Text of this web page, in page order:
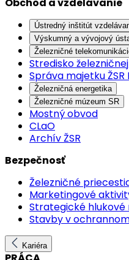
Ústredný inštitút
Výskumný a vývojový
Železničné
Stredisko
Správa majetku
Železničná energetika
Železničné múzeum SR
Mostný obvod
CLaO
Archív ŽSR
Bezpečnosť
Železničné
Marketingové
Strategické hlukové
Stavby v
Kariéra